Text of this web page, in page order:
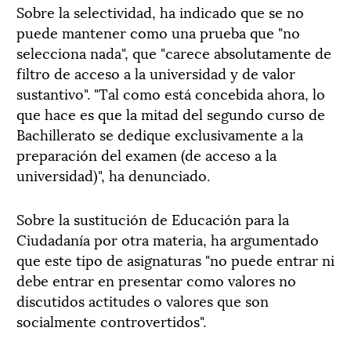
Sobre la selectividad, ha indicado que se no
puede mantener como una prueba que "no
selecciona nada", que "carece absolutamente de
filtro de acceso a la universidad y de valor
sustantivo". "Tal como está concebida ahora, lo
que hace es que la mitad del segundo curso de
Bachillerato se dedique exclusivamente a la
preparación del examen (de acceso a la
universidad)", ha denunciado.
Sobre la sustitución de Educación para la
Ciudadanía por otra materia, ha argumentado
que este tipo de asignaturas "no puede entrar ni
debe entrar en presentar como valores no
discutidos actitudes o valores que son
socialmente controvertidos".